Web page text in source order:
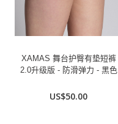
XAMAS 舞台护臀有垫短裤
2.0升级版 - 防滑弹力 - 黑色
US$50.00